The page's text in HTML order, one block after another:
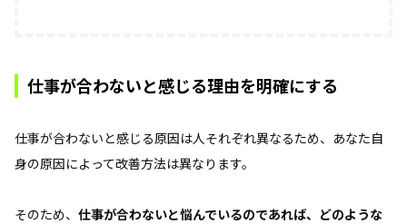
仕事が合わないと感じる理由を明確にする
仕事が合わないと感じる原因は人それぞれ異なるため、あなた自
身の原因によって改善方法は異なります。
そのため、 仕事が合わないと悩んでいるのであれば、どのような